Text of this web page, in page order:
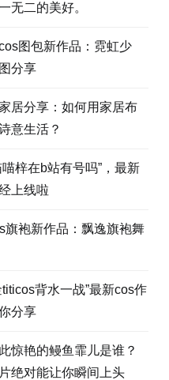
无二的美好。
图包新作品：霓虹少
分享
居分享：如何用家居布
意生活？
喵梓在b站有号吗”，最新
上线啦
旗袍新作品：飘逸旗袍舞
titicos背水一战”最新cos作
分享
惊艳的鳗鱼霏儿是谁？
绝对能让你瞬间上头